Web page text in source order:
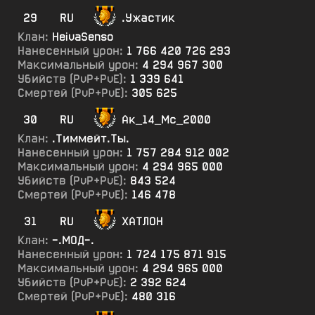
29
RU
.Ужастик
Клан: HeivaSenso
Нанесенный урон: 1 766 420 726 293
Максимальный урон: 4 294 967 300
Убийств (PvP+PvE): 1 339 641
Смертей (PvP+PvE): 305 625
30
RU
Ак_14_Мс_2000
Клан: .Тиммейт.Ты.
Нанесенный урон: 1 757 284 912 002
Максимальный урон: 4 294 965 000
Убийств (PvP+PvE): 843 524
Смертей (PvP+PvE): 146 478
31
RU
ХАТЛОН
Клан: -.МОД-.
Нанесенный урон: 1 724 175 871 915
Максимальный урон: 4 294 965 000
Убийств (PvP+PvE): 2 392 624
Смертей (PvP+PvE): 480 316